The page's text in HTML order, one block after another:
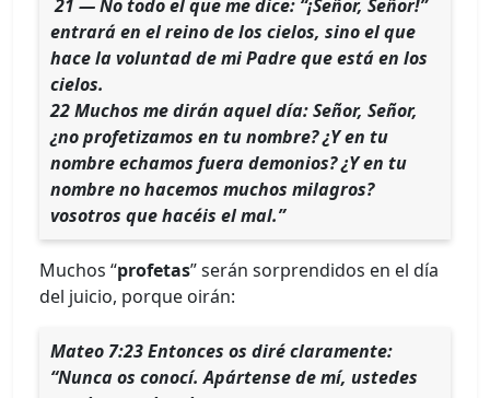
21 — No todo el que me dice: “¡Señor, Señor!”
entrará en el reino de los cielos, sino el que
hace la voluntad de mi Padre que está en los
cielos.
22 Muchos me dirán aquel día: Señor, Señor,
¿no profetizamos en tu nombre? ¿Y en tu
nombre echamos fuera demonios? ¿Y en tu
nombre no hacemos muchos milagros?
vosotros que hacéis el mal.”
Muchos “profetas” serán sorprendidos en el día
del juicio, porque oirán:
Mateo 7:23 Entonces os diré claramente:
“Nunca os conocí. Apártense de mí, ustedes